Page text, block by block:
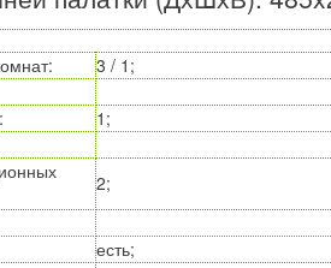
: 3 / 1;
: 1;
2;
есть;